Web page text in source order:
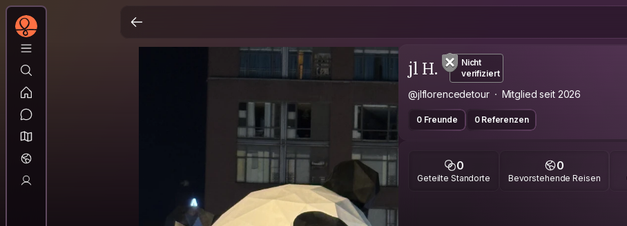
jl H.
Nicht
verifiziert
@jlflorencedetour Mitglied seit 2026
0 Freunde 0 Referenzen
0
Geteilte Standorte
0
Bevorstehende Reisen